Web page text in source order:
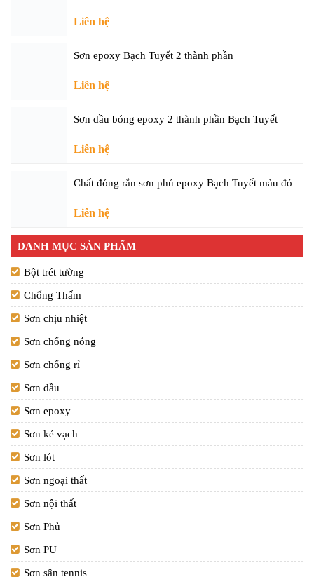
Liên hệ
Sơn epoxy Bạch Tuyết 2 thành phần
Liên hệ
Sơn dầu bóng epoxy 2 thành phần Bạch Tuyết
Liên hệ
Chất đóng rắn sơn phủ epoxy Bạch Tuyết màu đỏ
Liên hệ
DANH MỤC SẢN PHẨM
Bột trét tường
Chống Thấm
Sơn chịu nhiệt
Sơn chống nóng
Sơn chống rỉ
Sơn dầu
Sơn epoxy
Sơn kẻ vạch
Sơn lót
Sơn ngoại thất
Sơn nội thất
Sơn Phủ
Sơn PU
Sơn sân tennis